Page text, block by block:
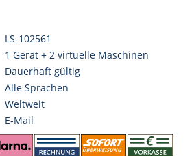
LS-102561
1 Gerät + 2 virtuelle Maschinen
Dauerhaft gültig
Alle Sprachen
Weltweit
E-Mail